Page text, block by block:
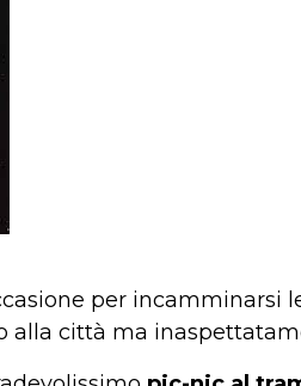
per
alla città ma